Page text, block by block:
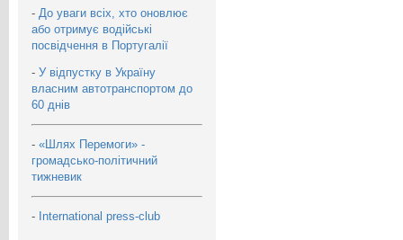
- До уваги всіх, хто оновлює
або отримує водійські
посвідчення в Португалії
- У відпустку в Україну
власним автотранспортом до
60 днів
- «Шлях Перемоги» -
громадсько-політичний
тижневик
- International press-club